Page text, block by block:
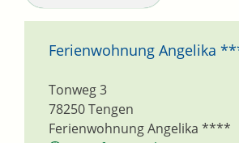
Ferienwohnung Angelika
Ferienwohnung Angelika ****
Tonweg 3
78250Tengen